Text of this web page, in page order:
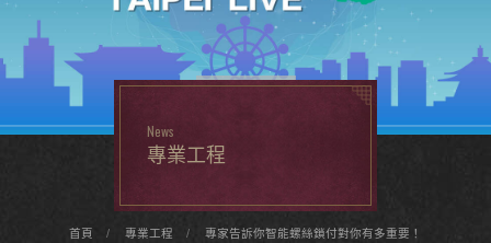
News
專業工程
首頁 專業工程 專家告訴你智能螺絲鎖付對你有多重要！